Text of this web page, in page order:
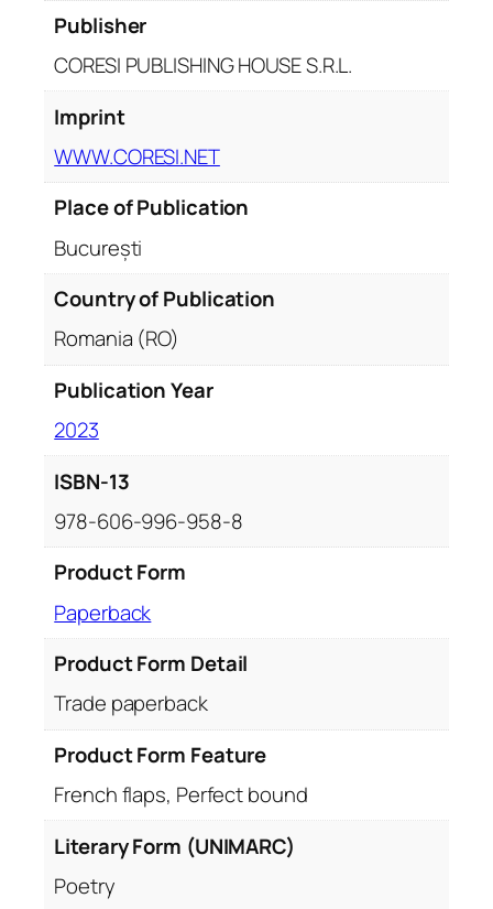
Publisher
CORESI PUBLISHING HOUSE S.R.L.
Imprint
WWW.CORESI.NET
Place of Publication
București
Country of Publication
Romania (RO)
Publication Year
2023
ISBN-13
978-606-996-958-8
Product Form
Paperback
Product Form Detail
Trade paperback
Product Form Feature
French flaps, Perfect bound
Literary Form (UNIMARC)
Poetry